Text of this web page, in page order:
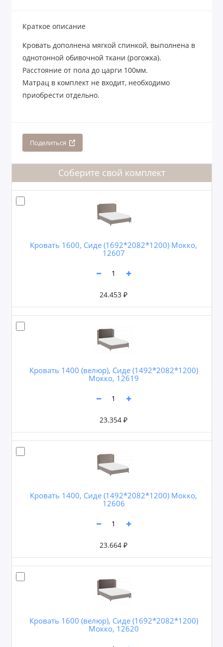
Краткое описание
Кровать дополнена мягкой спинкой, выполнена в
однотонной обивочной ткани (рогожка).
Расстояние от пола до царги 100мм.
Матрац в комплект не входит, необходимо
приобрести отдельно.
Поделиться
Соберите свой комплект
Кровать 1600, Сиде (1692*2082*1200) Мокко,
12607
24.453 ₽
Кровать 1400 (велюр), Сиде (1492*2082*1200)
Мокко, 12619
23.354 ₽
Кровать 1400, Сиде (1492*2082*1200) Мокко,
12606
23.664 ₽
Кровать 1600 (велюр), Сиде (1692*2082*1200)
Мокко, 12620